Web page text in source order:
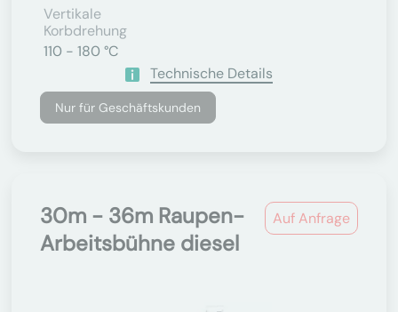
Vertikale
Korbdrehung
110 - 180 °C
Technische Details
Nur für Geschäftskunden
Auf Anfrage
30m - 36m Raupen-
Arbeitsbühne diesel